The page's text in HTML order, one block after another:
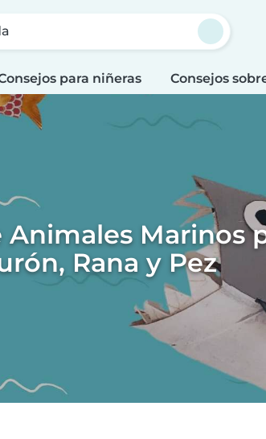
para niñeras Consejos
Marinos
Rana y Pez